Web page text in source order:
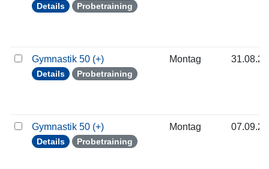
Details Probetraining
Gymnastik 50 (+)
Details Probetraining
Montag
Gymnastik 50 (+)
Details Probetraining
Montag